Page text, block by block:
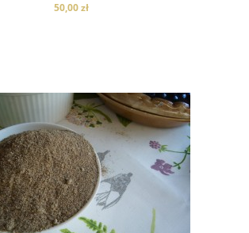
50,00 zł
do koszyka